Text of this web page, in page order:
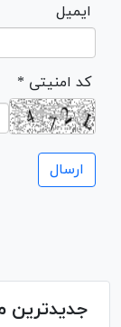
ایمیل
* کد امنیتی
جدیدترین